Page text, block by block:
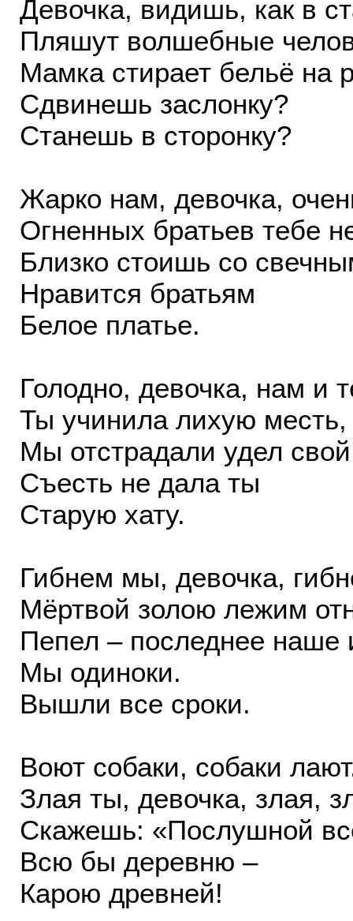
Девочка, видишь, как в
Пляшут волшебные
Мамка стирает бельё на
Сдвинешь заслонку?
Станешь в сторонку?
Жарко нам, девочка,
Огненных братьев тебе
Близко стоишь со
Нравится братьям
Белое платье.
Голодно, девочка, нам и
Ты учинила лихую месть,
Мы отстрадали удел
Съесть не дала ты
Старую хату.
Гибнем мы, девочка,
Мёртвой золою лежим
Пепел – последнее наше
Мы одиноки.
Вышли все сроки.
Воют собаки, собаки
Злая ты, девочка, злая,
Скажешь: «Послушной
Всю бы деревню –
Карою древней!